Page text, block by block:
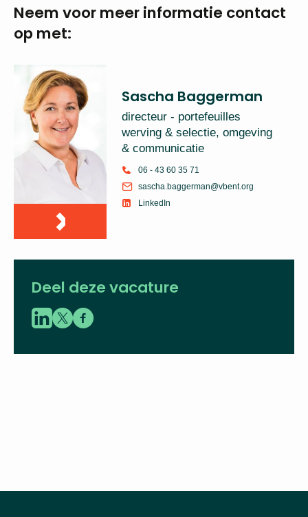
profielschets
Neem voor meerinformatie
contact op met:
Sascha Baggerman
directeur - portefeuilles
werving & selectie,
sascha.baggerman@vbent.org
Deel deze vacature